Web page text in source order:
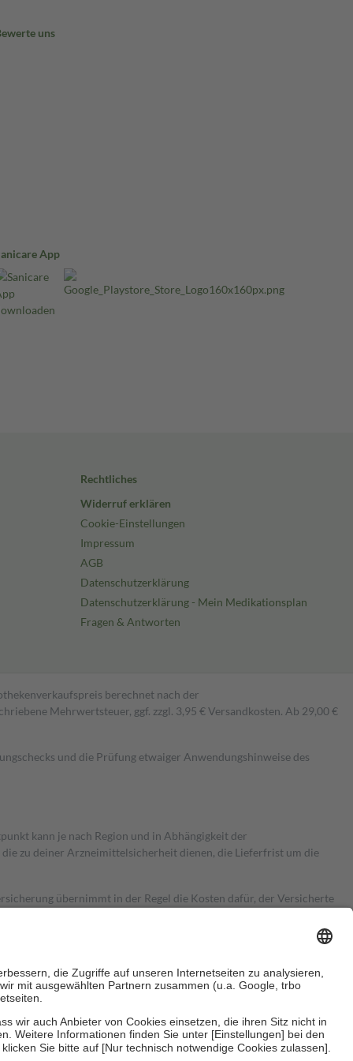
uns
App
Rechtliches
Widerruf erklären
Cookie-Einstellungen
Impressum
AGB
Datenschutzerklärung
Datenschutzerklärung - Mein Medikationsplan
Fragen & Antworten
berechnet nach der
Mehrwertsteuer, ggf. zzgl. 3,95 € Versandkosten. Ab 29,00 €
und die Prüfung etwaiger Anwendungshinweise des
kann je nach Region und in Abhängigkeit der
zu deiner Arzneimittelsicherheit dienen, die Lieferfrist um die
übernimmt in der Regel die Kosten dafür, der Versicherte
Es sind jedoch nie mehr als die tatsächlichen Kosten der Leistung
Zuzahlungen